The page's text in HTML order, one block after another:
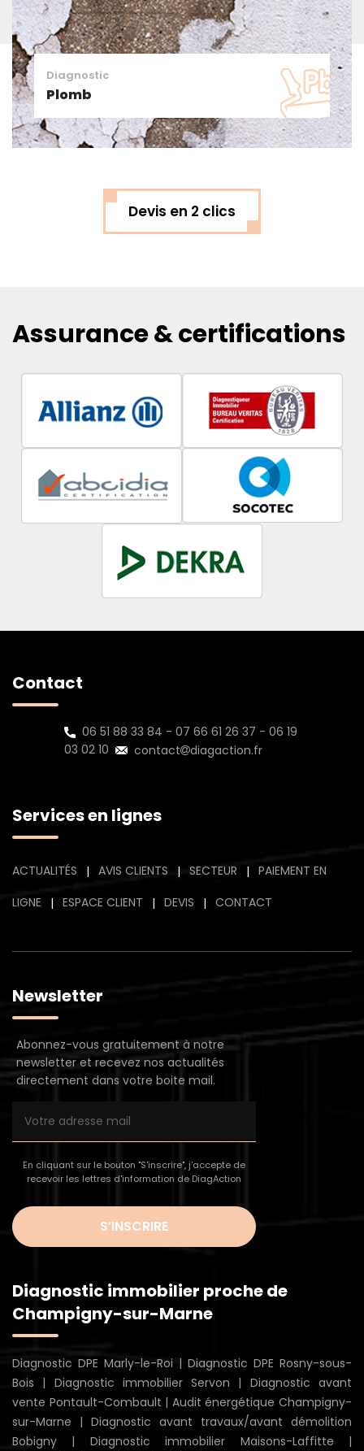
Diagnostic
Gaz
Devis en 2 clics
Assurance & certifications
Contact
06 51 88 33 84 - 07 66 61 26 37 - 06 19
03 02 10
contact diagaction.fr
Services en lignes
ACTUALITÉS | AVIS CLIENTS | SECTEUR | PAIEMENT EN
LIGNE
| ESPACE CLIENT | DEVIS | CONTACT
Newsletter
Abonnez-vous gratuitement à notre
newsletter et recevez nos actualités
directement dans votre boite mail.
En cliquant sur le bouton "S'inscrire", j'accepte de
recevoir les lettres d'information de DiagAction
S’INSCRIRE
Diagnostic immobilier proche de
Champigny-sur-Marne
Diagnostic DPE Marly-le-Roi | Diagnostic DPE Rosny-sous-
Bois | Diagnostic immobilier Servon | Diagnostic avant
vente Pontault-Combault | Audit énergétique Champigny-
sur-Marne | Diagnostic avant travaux/avant démolition
Bobigny | Diagnostic immobilier Maisons-Laffitte |